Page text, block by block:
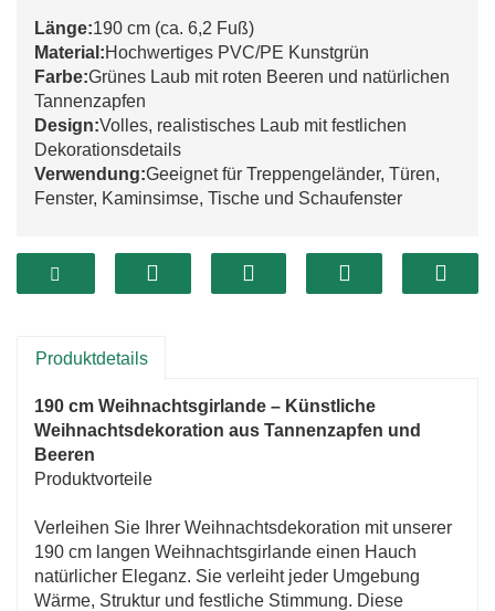
Länge:190 cm (ca. 6,2 Fuß)
Material:Hochwertiges PVC/PE Kunstgrün
Farbe:Grünes Laub mit roten Beeren und natürlichen
Tannenzapfen
Design:Volles, realistisches Laub mit festlichen
Dekorationsdetails
Verwendung:Geeignet für Treppengeländer, Türen,
Fenster, Kaminsimse, Tische und Schaufenster
Produktdetails
190 cm Weihnachtsgirlande – Künstliche
Weihnachtsdekoration aus Tannenzapfen und
Beeren
Produktvorteile
Verleihen Sie Ihrer Weihnachtsdekoration mit unserer
190 cm langen Weihnachtsgirlande einen Hauch
natürlicher Eleganz. Sie verleiht jeder Umgebung
Wärme, Struktur und festliche Stimmung. Diese